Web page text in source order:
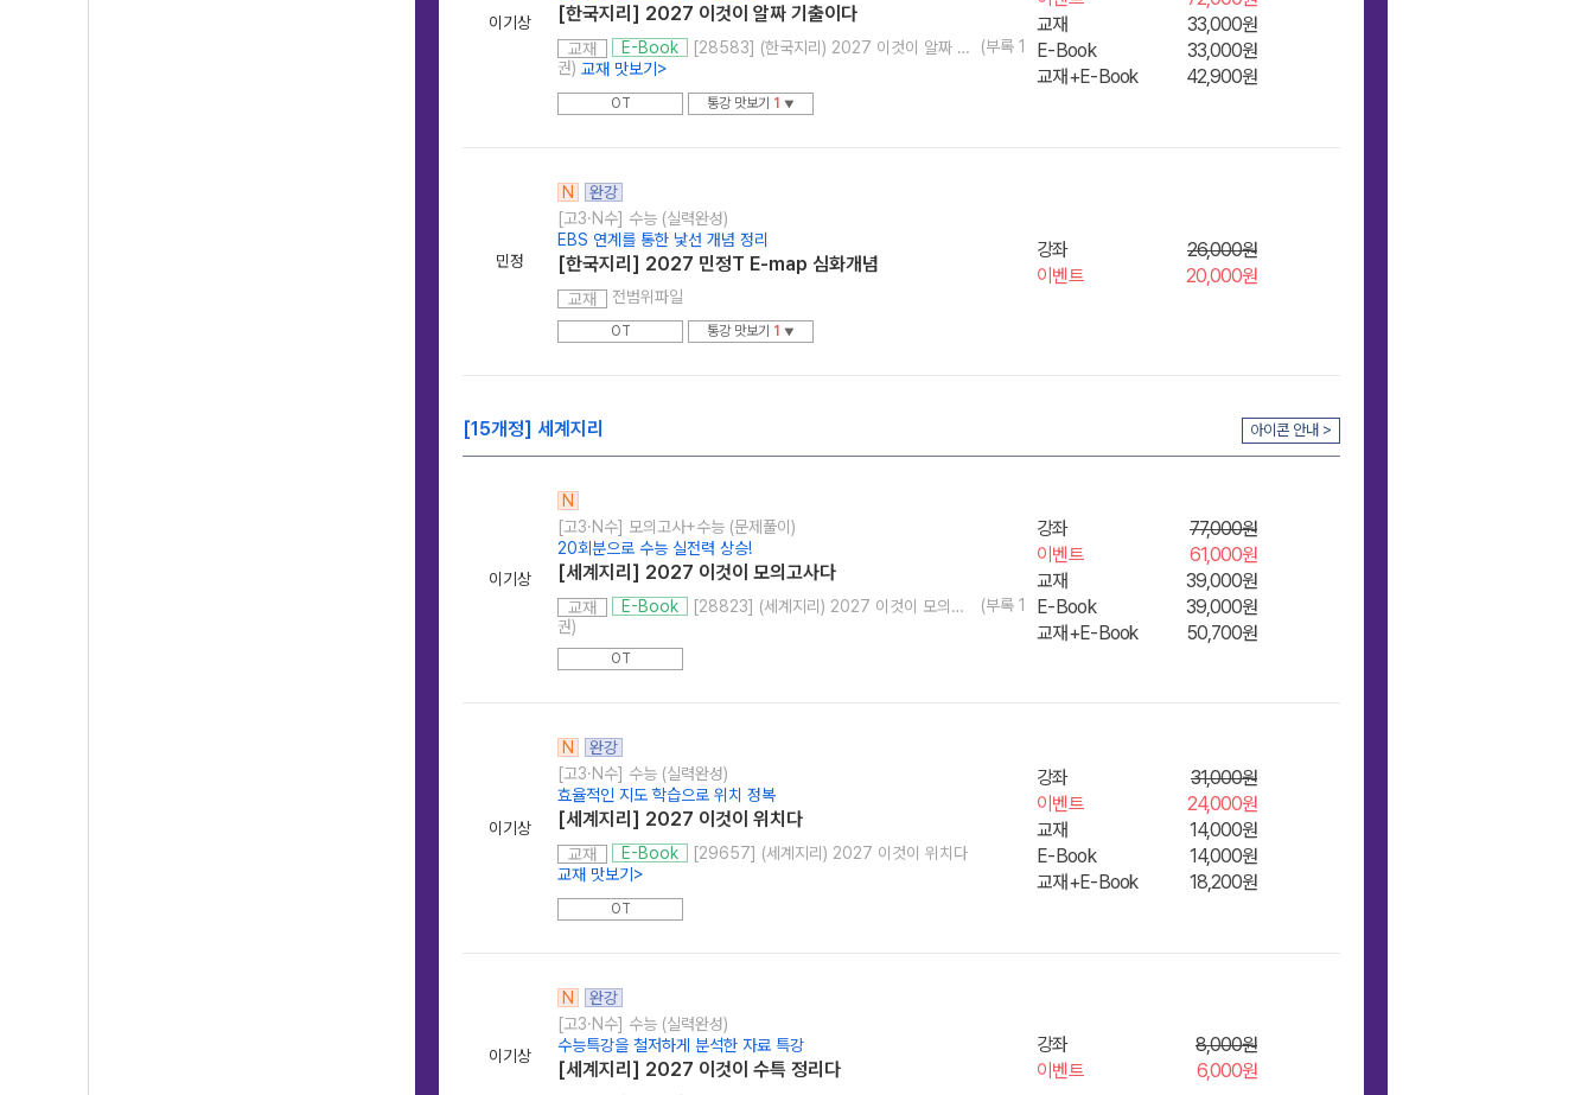
이기상 [한국지리] 2027 이것이 알짜 기출이다
교재 E-Book [28583] (한국지리) 2027 이것이 알짜 기출이다
(부록 1
권) 교재 맛보기 >
OT 통강 맛보기 1 ▼
교재
33,000원
E-Book
33,000원
교재+E-Book
42,900원
민정
N
완강
[고3·N수] 수능 (실력완성)
EBS 연계를 통한 낯선 개념 정리
[한국지리] 2027 민정T E-map 심화개념
교재 전범위파일
OT 통강 맛보기 1 ▼
강좌
26,000원
이벤트
20,000원
[15개정] 세계지리 아이콘 안내 >
이기상
N
[고3·N수] 모의고사+수능 (문제풀이)
20회분으로 수능 실전력 상승!
[세계지리] 2027 이것이 모의고사다
교재 E-Book [28823] (세계지리) 2027 이것이 모의고사다
(부록 1
권)
OT
강좌
77,000원
이벤트
61,000원
교재
39,000원
E-Book
39,000원
교재+E-Book
50,700원
이기상
N
완강
[고3·N수] 수능 (실력완성)
효율적인 지도 학습으로 위치 정복
[세계지리] 2027 이것이 위치다
교재 E-Book
[29657] (세계지리) 2027 이것이 위치다
교재 맛보기 >
OT
강좌
31,000원
이벤트
24,000원
교재
14,000원
E-Book
14,000원
교재+E-Book
18,200원
이기상
N
완강
[고3·N수] 수능 (실력완성)
수능특강을 철저하게 분석한 자료 특강
[세계지리] 2027 이것이 수특 정리다
강좌
8,000원
이벤트
6,000원